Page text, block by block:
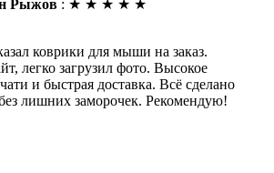
Рыжов : ★ ★ ★ ★ ★
коврики для мыши на заказ.
легко загрузил фото. Высокое
и быстрая доставка. Всё сделано
лишних заморочек. Рекомендую!